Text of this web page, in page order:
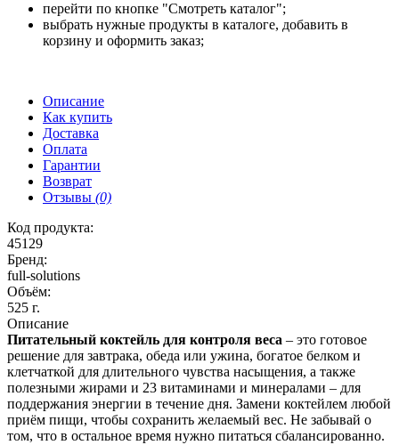
перейти по кнопке "Смотреть каталог";
выбрать нужные продукты в каталоге, добавить в
корзину и оформить заказ;
Описание
Как купить
Доставка
Оплата
Гарантии
Возврат
Отзывы (0)
Код продукта:
45129
Бренд:
full-solutions
Объём:
525 г.
Описание
Питательный коктейль для контроля веса – это готовое
решение для завтрака, обеда или ужина, богатое белком и
клетчаткой для длительного чувства насыщения, а также
полезными жирами и 23 витаминами и минералами – для
поддержания энергии в течение дня. Замени коктейлем любой
приём пищи, чтобы сохранить желаемый вес. Не забывай о
том, что в остальное время нужно питаться сбалансированно.